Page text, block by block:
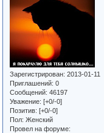
Зарегистрирован: 2013-01-11
Приглашений: 0
Сообщений: 46197
Уважение: [+0/-0]
Позитив: [+0/-0]
Пол: Женский
Провел на форуме: